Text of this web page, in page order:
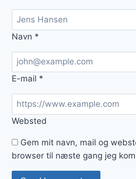
Navn *
E-mail *
Websted
Gem mit navn, mail og
browser til næste gang jeg